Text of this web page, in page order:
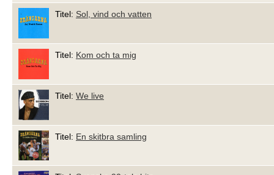
Titel: Sol, vind och vatten
Titel: Kom och ta mig
Titel: We live
Titel: En skitbra samling